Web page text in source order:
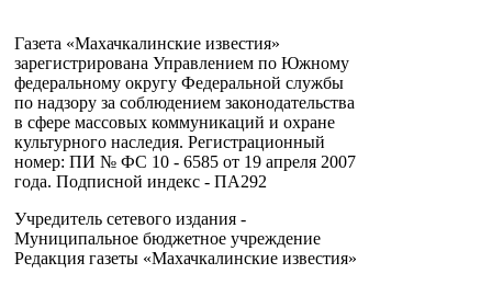
Газета «Махачкалинские известия»
зарегистрирована Управлением по Южному
федеральному округу Федеральной службы
по надзору за соблюдением законодательства
в сфере массовых коммуникаций и охране
культурного наследия. Регистрационный
номер: ПИ № ФС 10 - 6585 от 19 апреля 2007
года. Подписной индекс - ПА292
Учредитель сетевого издания -
Муниципальное бюджетное учреждение
Редакция газеты «Махачкалинские известия»